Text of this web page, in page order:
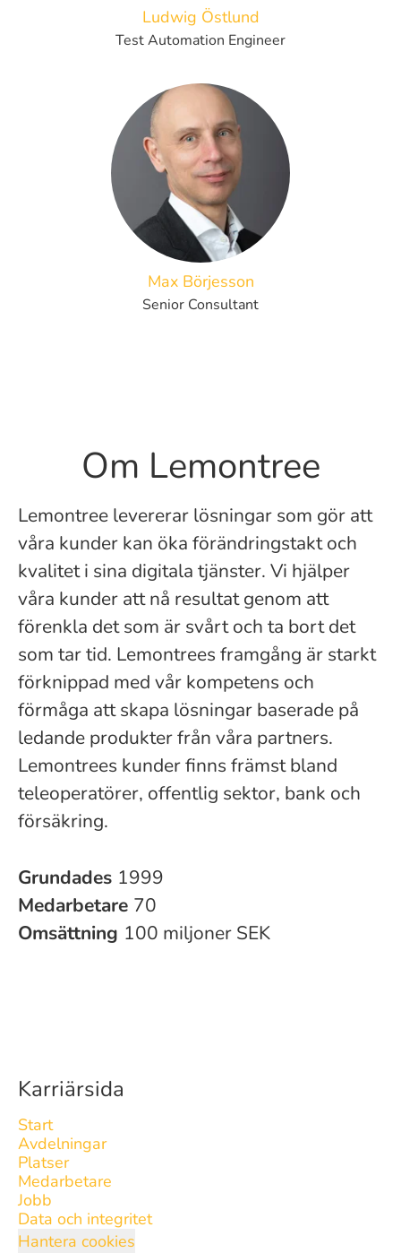
Ludwig Östlund
Test Automation Engineer
Max Börjesson
Senior Consultant
Om Lemontree
Lemontree levererar lösningar som gör att
våra kunder kan öka förändringstakt och
kvalitet i sina digitala tjänster. Vi hjälper
våra kunder att nå resultat genom att
förenkla det som är svårt och ta bort det
som tar tid. Lemontrees framgång är starkt
förknippad med vår kompetens och
förmåga att skapa lösningar baserade på
ledande produkter från våra partners.
Lemontrees kunder finns främst bland
teleoperatörer, offentlig sektor, bank och
försäkring.
Grundades 1999
Medarbetare 70
Omsättning 100 miljoner SEK
Karriärsida
Start
Avdelningar
Platser
Medarbetare
Jobb
Data och integritet
Hantera cookies